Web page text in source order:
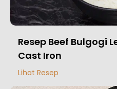
Resep Beef Bulgogi
Cast Iron
Lihat Resep